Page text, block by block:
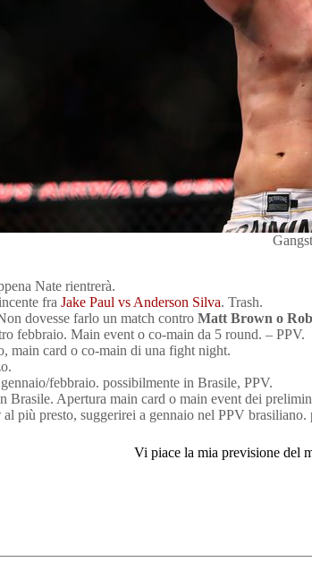
Nate rientrerà.
fra Jake Paul vs Anderson Silva. Trash.
dovesse farlo un match contro Matt Brown o
febbraio. Main event o co-main da 5 round. – PPV.
main card o co-main di una fight night.
febbraio. possibilmente in Brasile, PPV.
Brasile. Apertura main card o main event dei
al più presto, suggerirei a gennaio nel PPV brasiliano.
Vi piace la mia previsione del